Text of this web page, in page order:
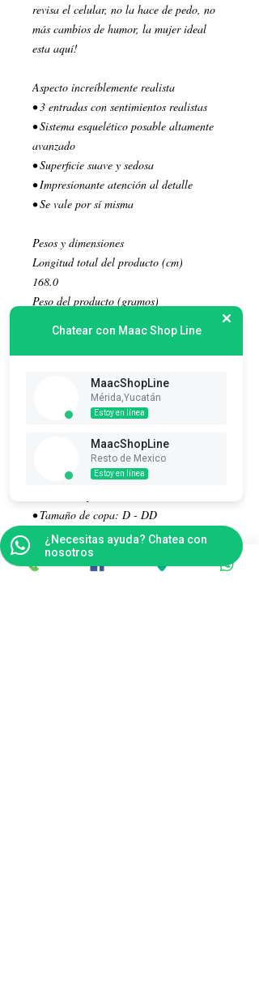
revisa el celular, no la hace de pedo, no
más cambios de humor, la mujer ideal
esta aquí!
Aspecto increíblemente realista
• 3 entradas con sentimientos realistas
• Sistema esquelético posable altamente
avanzado
• Superficie suave y sedosa
• Impresionante atención al detalle
• Se vale por sí misma
Pesos y dimensiones
Longitud total del producto (cm)
168.0
Peso del producto (gramos)
Dimensiones adicionales
• Ancho de hombros: 34 cm
• Busto: 90 cm
• Bajo pecho: 67 cm
• Cintura: 52 cm
• Caderas: 81 cm
• Muñeca: 11,5 cm
• Circunferencia del muslo: 47 cm
• Tamaño de copa: D - DD
• Ropa: XS - S
• Zapato de mujer: 7 (37-38 euros)
Chatear con Maac Shop Line
MaacShopLine
Mérida,Yucatán
Estoy en línea
MaacShopLine
Resto de Mexico
Estoy en línea
¿Necesitas ayuda? Chatea con
nosotros